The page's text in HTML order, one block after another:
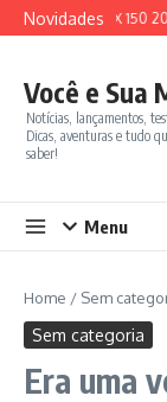
Ir para o conteúdo
Novidades
SYM ADX 150
Você e Sua
Notícias, lançamentos,
Dicas, aventuras e tudo
saber!
Menu
Home / Sem
Sem categoria
Era uma